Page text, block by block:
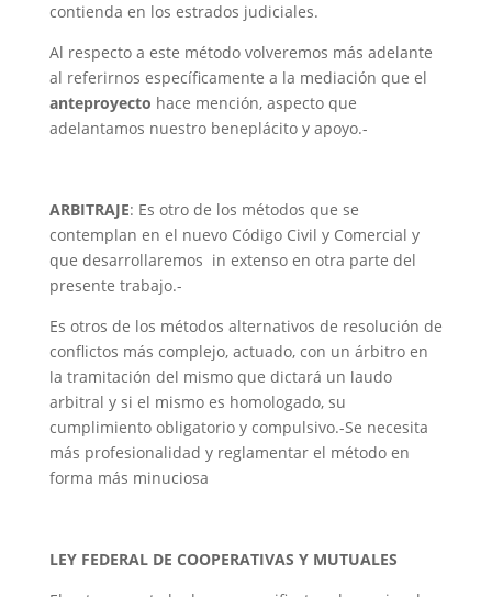
contienda en los estrados judiciales.
Al respecto a este método volveremos más adelante
al referirnos específicamente a la mediación que el
anteproyecto hace mención, aspecto que
adelantamos nuestro beneplácito y apoyo.-
ARBITRAJE: Es otro de los métodos que se
contemplan en el nuevo Código Civil y Comercial y
que desarrollaremos in extenso en otra parte del
presente trabajo.-
Es otros de los métodos alternativos de resolución de
conflictos más complejo, actuado, con un árbitro en
la tramitación del mismo que dictará un laudo
arbitral y si el mismo es homologado, su
cumplimiento obligatorio y compulsivo.-Se necesita
más profesionalidad y reglamentar el método en
forma más minuciosa
LEY FEDERAL DE COOPERATIVAS Y MUTUALES